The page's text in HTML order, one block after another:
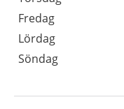
Fredag
Lördag
Söndag